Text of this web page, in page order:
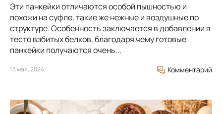
Эти панкейки отличаются особой пышностью и
похожи на суфле, такие же нежные и воздушные по
структуре. Особенность заключается в добавлении в
тесто взбитых белков, благодаря чему готовые
панкейки получаются очень...
13 мая, 2024 Комментарий